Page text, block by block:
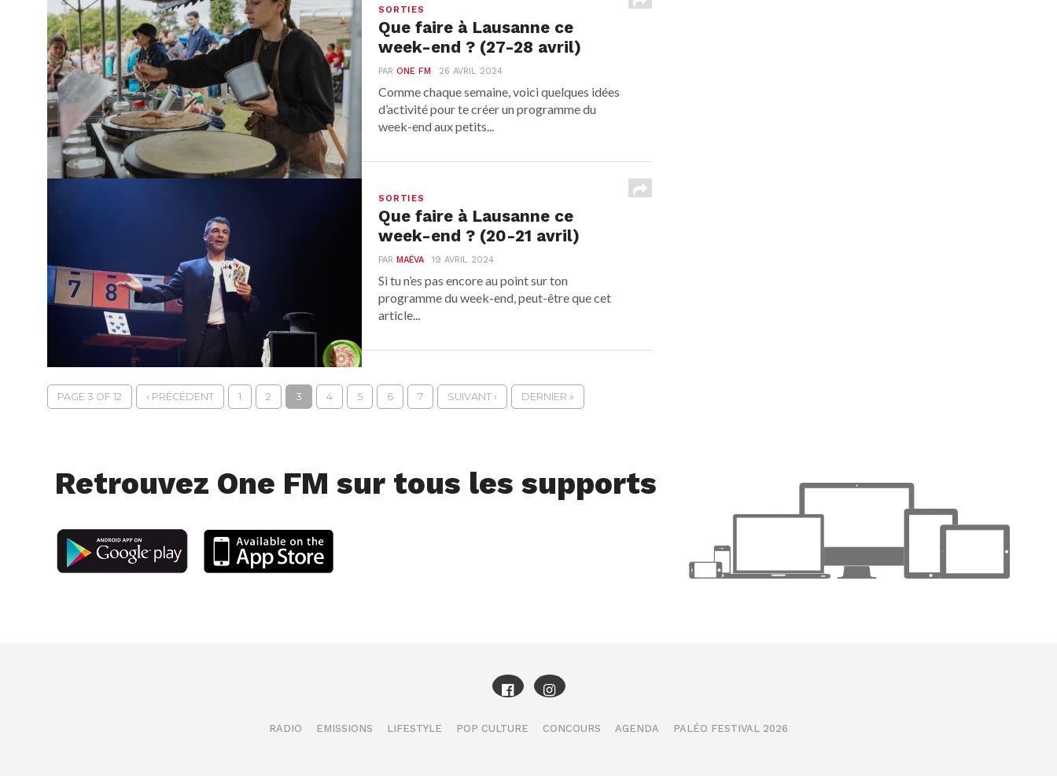
SORTIES
Que faire à Lausanne ce
week-end ? (27-28 avril)
PARONE FM 26 AVRIL 2024
Comme chaque semaine, voici quelques idées
d’activité pour te créer un programme du
week-end aux petits...
SORTIES
Que faire à Lausanne ce
week-end ? (20-21 avril)
PARMAËVA 19 AVRIL 2024
Si tu n’es pas encore au point sur ton
programme du week-end, peut-être que cet
article...
PAGE 3 OF 12 ‹ PRÉCÉDENT 1 2 3 4 5 6 7 SUIVANT › DERNIER »
Retrouvez One FM sur tous les supports
RADIO EMISSIONS LIFESTYLE POP CULTURE CONCOURS AGENDA PALÉO FESTIVAL 2026